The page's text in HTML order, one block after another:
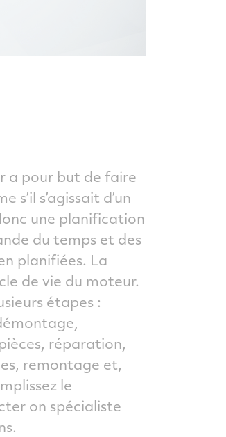
a pour but de faire
s’il s’agissait d’un
une planification
du temps et des
planifiées. La
de vie du moteur.
étapes :
réparation,
remontage et,
le
on spécialiste